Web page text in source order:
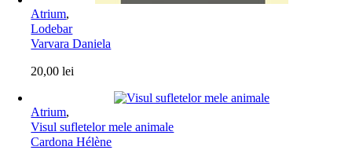
Atrium,
Lodebar
Varvara Daniela
20,00lei
Atrium,
Visul sufletelor mele animale
Cardona Hélène